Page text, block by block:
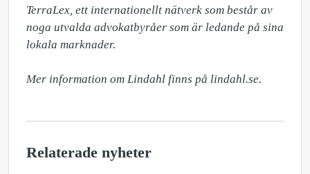
TerraLex, ett internationellt nätverk som består av
noga utvalda advokatbyråer som är ledande på sina
lokala marknader.
Mer information om Lindahl finns på lindahl.se.
Relaterade nyheter